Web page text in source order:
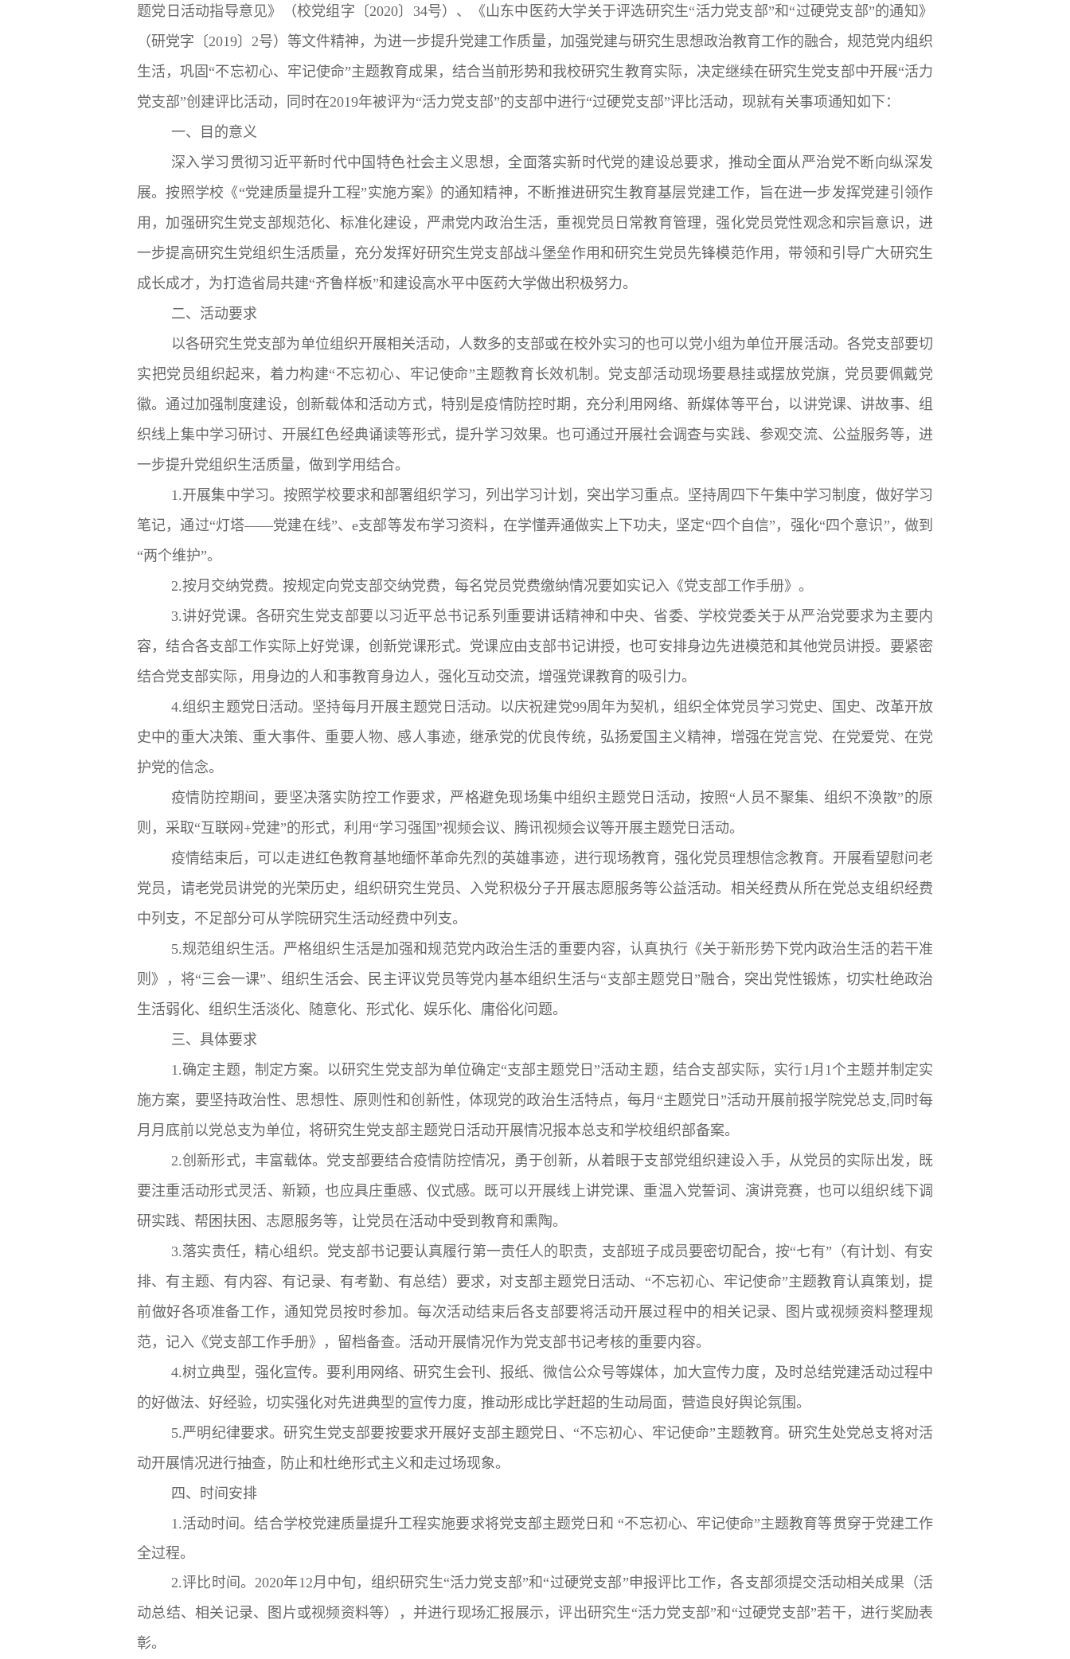
题党日活动指导意见》（校党组字〔2020〕34号）、《山东中医药大学关于评选研究生“活力党支部”和“过硬党支部”的通知》
（研党字〔2019〕2号）等文件精神，为进一步提升党建工作质量，加强党建与研究生思想政治教育工作的融合，规范党内组织
生活，巩固“不忘初心、牢记使命”主题教育成果，结合当前形势和我校研究生教育实际，决定继续在研究生党支部中开展“活力
党支部”创建评比活动，同时在2019年被评为“活力党支部”的支部中进行“过硬党支部”评比活动，现就有关事项通知如下：
一、目的意义
深入学习贯彻习近平新时代中国特色社会主义思想，全面落实新时代党的建设总要求，推动全面从严治党不断向纵深发
展。按照学校《“党建质量提升工程”实施方案》的通知精神，不断推进研究生教育基层党建工作，旨在进一步发挥党建引领作
用，加强研究生党支部规范化、标准化建设，严肃党内政治生活，重视党员日常教育管理，强化党员党性观念和宗旨意识，进
一步提高研究生党组织生活质量，充分发挥好研究生党支部战斗堡垒作用和研究生党员先锋模范作用，带领和引导广大研究生
成长成才，为打造省局共建“齐鲁样板”和建设高水平中医药大学做出积极努力。
二、活动要求
以各研究生党支部为单位组织开展相关活动，人数多的支部或在校外实习的也可以党小组为单位开展活动。各党支部要切
实把党员组织起来，着力构建“不忘初心、牢记使命”主题教育长效机制。党支部活动现场要悬挂或摆放党旗，党员要佩戴党
徽。通过加强制度建设，创新载体和活动方式，特别是疫情防控时期，充分利用网络、新媒体等平台，以讲党课、讲故事、组
织线上集中学习研讨、开展红色经典诵读等形式，提升学习效果。也可通过开展社会调查与实践、参观交流、公益服务等，进
一步提升党组织生活质量，做到学用结合。
1.开展集中学习。按照学校要求和部署组织学习，列出学习计划，突出学习重点。坚持周四下午集中学习制度，做好学习
笔记，通过“灯塔——党建在线”、e支部等发布学习资料，在学懂弄通做实上下功夫，坚定“四个自信”，强化“四个意识”，做到
“两个维护”。
2.按月交纳党费。按规定向党支部交纳党费，每名党员党费缴纳情况要如实记入《党支部工作手册》。
3.讲好党课。各研究生党支部要以习近平总书记系列重要讲话精神和中央、省委、学校党委关于从严治党要求为主要内
容，结合各支部工作实际上好党课，创新党课形式。党课应由支部书记讲授，也可安排身边先进模范和其他党员讲授。要紧密
结合党支部实际，用身边的人和事教育身边人，强化互动交流，增强党课教育的吸引力。
4.组织主题党日活动。坚持每月开展主题党日活动。以庆祝建党99周年为契机，组织全体党员学习党史、国史、改革开放
史中的重大决策、重大事件、重要人物、感人事迹，继承党的优良传统，弘扬爱国主义精神，增强在党言党、在党爱党、在党
护党的信念。
疫情防控期间，要坚决落实防控工作要求，严格避免现场集中组织主题党日活动，按照“人员不聚集、组织不涣散”的原
则，采取“互联网+党建”的形式，利用“学习强国”视频会议、腾讯视频会议等开展主题党日活动。
疫情结束后，可以走进红色教育基地缅怀革命先烈的英雄事迹，进行现场教育，强化党员理想信念教育。开展看望慰问老
党员，请老党员讲党的光荣历史，组织研究生党员、入党积极分子开展志愿服务等公益活动。相关经费从所在党总支组织经费
中列支，不足部分可从学院研究生活动经费中列支。
5.规范组织生活。严格组织生活是加强和规范党内政治生活的重要内容，认真执行《关于新形势下党内政治生活的若干准
则》，将“三会一课”、组织生活会、民主评议党员等党内基本组织生活与“支部主题党日”融合，突出党性锻炼，切实杜绝政治
生活弱化、组织生活淡化、随意化、形式化、娱乐化、庸俗化问题。
三、具体要求
1.确定主题，制定方案。以研究生党支部为单位确定“支部主题党日”活动主题，结合支部实际，实行1月1个主题并制定实
施方案，要坚持政治性、思想性、原则性和创新性，体现党的政治生活特点，每月“主题党日”活动开展前报学院党总支,同时每
月月底前以党总支为单位，将研究生党支部主题党日活动开展情况报本总支和学校组织部备案。
2.创新形式，丰富载体。党支部要结合疫情防控情况，勇于创新，从着眼于支部党组织建设入手，从党员的实际出发，既
要注重活动形式灵活、新颖，也应具庄重感、仪式感。既可以开展线上讲党课、重温入党誓词、演讲竞赛，也可以组织线下调
研实践、帮困扶困、志愿服务等，让党员在活动中受到教育和熏陶。
3.落实责任，精心组织。党支部书记要认真履行第一责任人的职责，支部班子成员要密切配合，按“七有”（有计划、有安
排、有主题、有内容、有记录、有考勤、有总结）要求，对支部主题党日活动、“不忘初心、牢记使命”主题教育认真策划，提
前做好各项准备工作，通知党员按时参加。每次活动结束后各支部要将活动开展过程中的相关记录、图片或视频资料整理规
范，记入《党支部工作手册》，留档备查。活动开展情况作为党支部书记考核的重要内容。
4.树立典型，强化宣传。要利用网络、研究生会刊、报纸、微信公众号等媒体，加大宣传力度，及时总结党建活动过程中
的好做法、好经验，切实强化对先进典型的宣传力度，推动形成比学赶超的生动局面，营造良好舆论氛围。
5.严明纪律要求。研究生党支部要按要求开展好支部主题党日、“不忘初心、牢记使命”主题教育。研究生处党总支将对活
动开展情况进行抽查，防止和杜绝形式主义和走过场现象。
四、时间安排
1.活动时间。结合学校党建质量提升工程实施要求将党支部主题党日和 “不忘初心、牢记使命”主题教育等贯穿于党建工作
全过程。
2.评比时间。2020年12月中旬，组织研究生“活力党支部”和“过硬党支部”申报评比工作，各支部须提交活动相关成果（活
动总结、相关记录、图片或视频资料等），并进行现场汇报展示，评出研究生“活力党支部”和“过硬党支部”若干，进行奖励表
彰。